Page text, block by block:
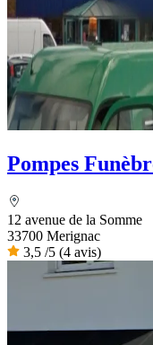
Pompes
12 avenue de la Somme
33700 Merignac
3,5 /5 (4 avis)